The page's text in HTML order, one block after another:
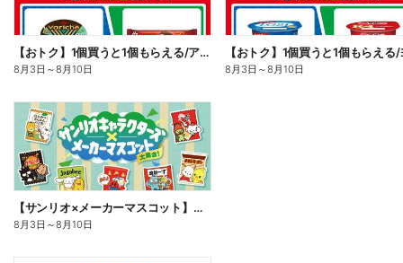
【おトク】1個買うと1個もらえる/アイス
8月3日 ～8月10日 8月3日 ～8月10日
【サンリオ×メーカーマスコット】オリジナルグッズ貰える!
8月3日 ～8月10日